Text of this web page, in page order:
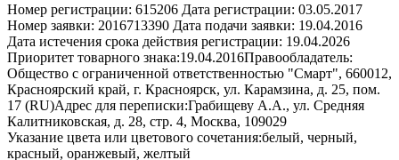
Номер регистрации: 615206 Дата регистрации: 03.05.2017
Номер заявки: 2016713390 Дата подачи заявки: 19.04.2016
Дата истечения срока действия регистрации: 19.04.2026
Приоритет товарного знака:19.04.2016Правообладатель:
Общество с ограниченной ответственностью "Смарт", 660012,
Красноярский край, г. Красноярск, ул. Карамзина, д. 25, пом.
17 (RU)Адрес для переписки:Грабищеву А.А., ул. Средняя
Калитниковская, д. 28, стр. 4, Москва, 109029
Указание цвета или цветового сочетания:белый, черный,
красный, оранжевый, желтый